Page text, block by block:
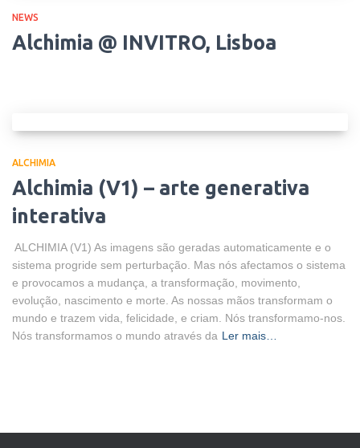
NEWS
Alchimia @ INVITRO, Lisboa
ALCHIMIA
Alchimia (V1) – arte generativa
interativa
ALCHIMIA (V1) As imagens são geradas automaticamente e o
sistema progride sem perturbação. Mas nós afectamos o sistema
e provocamos a mudança, a transformação, movimento,
evolução, nascimento e morte. As nossas mãos transformam o
mundo e trazem vida, felicidade, e criam. Nós transformamo-nos.
Nós transformamos o mundo através da Ler mais…